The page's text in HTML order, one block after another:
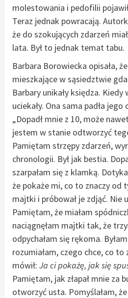
molestowania i pedofilii
Teraz jednak powracają.
że do szokujących zdarzeń
lata. Był to jednak temat tabu.
Barbara Borowiecka opisała,
mieszkające w sąsiedztwie
Barbary unikały księdza. Kiedy
uciekały. Ona sama padła
„Dopadł mnie z 10, może
jestem w stanie odtworzyć
Pamiętam strzępy zdarzeń,
chronologii. Był jak bestia.
szarpałam się z klamką.
że pokaże mi, co to znaczy od
majtki i próbował je zdjąć. Nie
Pamiętam, że miałam
naciągnęłam majtki tak, że
odpychałam się rękoma.
rozumiałam, czego chce, co to
mówił: Ja ci pokażę, jak się
Pamiętam, jak złapał mnie za
otworzyć usta. Pomyślałam,